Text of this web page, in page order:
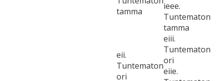
tamma
ieee.
Tuntematon
tamma
eii.
Tuntematon
ori
eiii.
Tuntematon
ori
eiie.